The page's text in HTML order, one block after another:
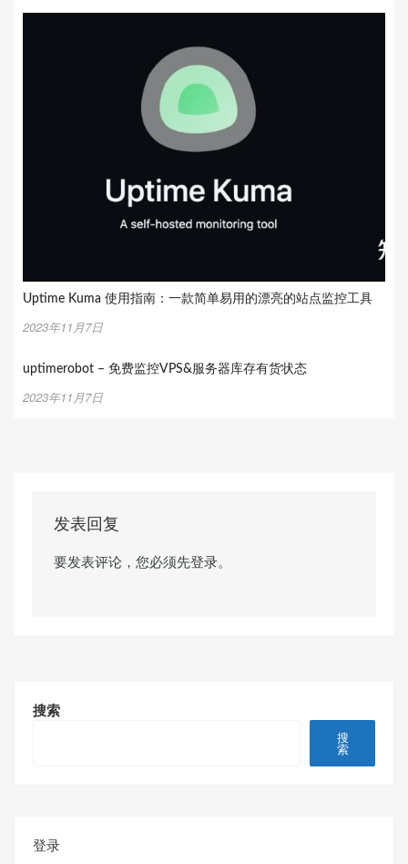
Uptime Kuma 使用指南：一款简单易用的漂亮的站点监控工具
2023年11月7日
uptimerobot – 免费监控VPS&服务器库存有货状态
2023年11月7日
发表回复
要发表评论，您必须先登录。
搜索
搜
索
登录